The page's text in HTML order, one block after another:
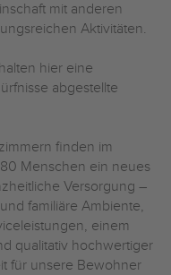
mit anderen
Aktivitäten.
hier eine
abgestellte
finden im
Menschen ein neues
Versorgung –
familiäre Ambiente,
einem
qualitativ hochwertiger
für unsere Bewohner